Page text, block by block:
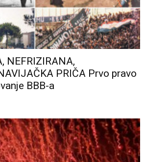
NEFRIZIRANA,
PRIČA Prvo pravo
BBB-a